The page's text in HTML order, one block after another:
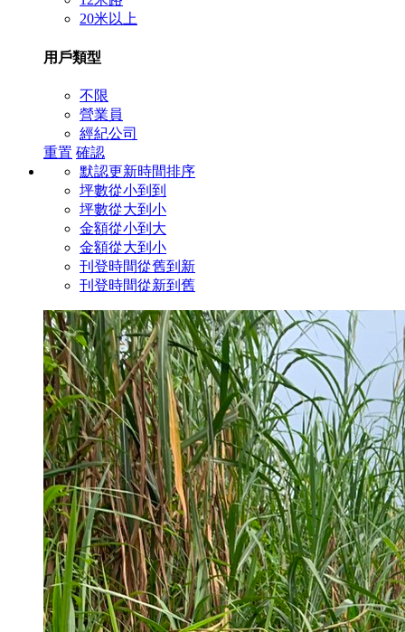
20米以上
用戶類型
不限
營業員
經紀公司
重置 確認
默認更新時間排序
坪數從小到到
坪數從大到小
金額從小到大
金額從大到小
刊登時間從舊到新
刊登時間從新到舊